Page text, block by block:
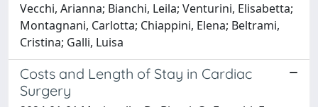
Vecchi, Arianna; Bianchi, Leila; Venturini, Elisabetta;
Montagnani, Carlotta; Chiappini, Elena; Beltrami,
Cristina; Galli, Luisa
Costs and Length of Stay in Cardiac
Surgery